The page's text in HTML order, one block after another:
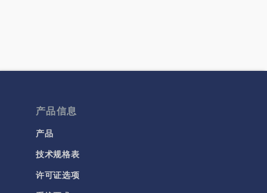
产品信息
产品
技术规格表
许可证选项